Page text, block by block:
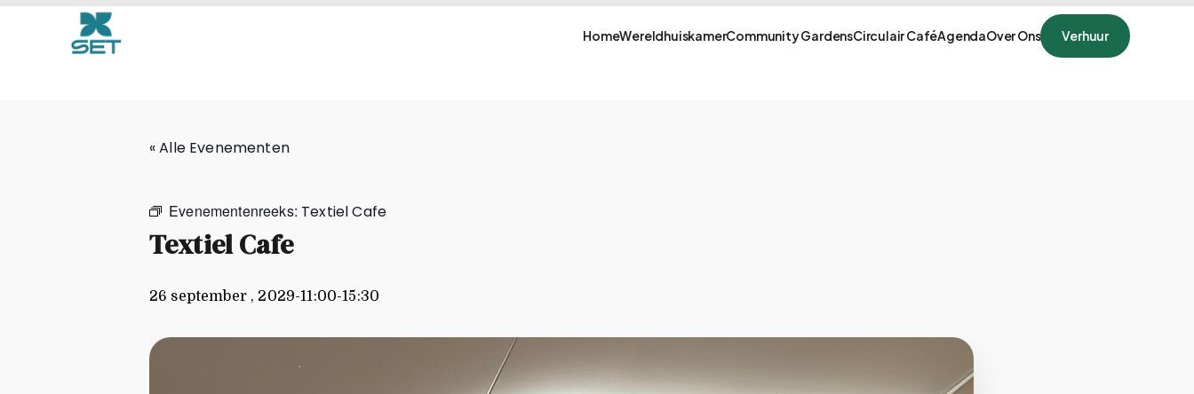
HomeWereldhuiskamerCommunity GardensCirculair CaféAgendaOver Ons Verhuur
Textiel Cafe
« Alle Evenementen
Evenementenreeks: Textiel Cafe
Textiel Cafe
26 september , 2029-11:00-15:30